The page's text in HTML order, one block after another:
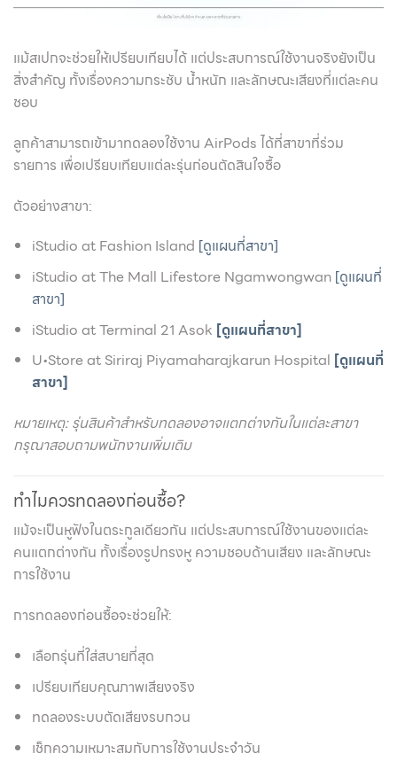
แม้สเปกจะช่วยให้เปรียบเทียบได้ แต่ประสบการณ์ใช้งานจริงยังเป็น
สิ่งสำคัญ ทั้งเรื่องความกระชับ น้ำหนัก และลักษณะเสียงที่แต่ละคน
ชอบ
ลูกค้าสามารถเข้ามาทดลองใช้งาน AirPods ได้ที่สาขาที่ร่วม
รายการ เพื่อเปรียบเทียบแต่ละรุ่นก่อนตัดสินใจซื้อ
ตัวอย่างสาขา:
iStudio at Fashion Island [ดูแผนที่สาขา]
iStudio at The Mall Lifestore Ngamwongwan [ดูแผนที่
สาขา]
iStudio at Terminal 21 Asok [ดูแผนที่สาขา]
U•Store at Siriraj Piyamaharajkarun Hospital [ดูแผนที่
สาขา]
หมายเหตุ: รุ่นสินค้าสำหรับทดลองอาจแตกต่างกันในแต่ละสาขา
กรุณาสอบถามพนักงานเพิ่มเติม
ทำไมควรทดลองก่อนซื้อ?
แม้จะเป็นหูฟังในตระกูลเดียวกัน แต่ประสบการณ์ใช้งานของแต่ละ
คนแตกต่างกัน ทั้งเรื่องรูปทรงหู ความชอบด้านเสียง และลักษณะ
การใช้งาน
การทดลองก่อนซื้อจะช่วยให้:
เลือกรุ่นที่ใส่สบายที่สุด
เปรียบเทียบคุณภาพเสียงจริง
ทดลองระบบตัดเสียงรบกวน
เช็กความเหมาะสมกับการใช้งานประจำวัน